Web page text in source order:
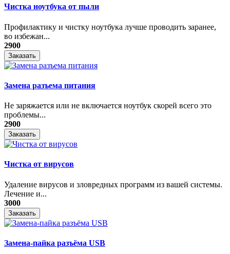
Чистка ноутбука от пыли
Профилактику и чистку ноутбука лучше проводить заранее,
во избежан...
2900
Заказать
Замена разъема питания
Не заряжается или не включается ноутбук скорей всего это
проблемы...
2900
Заказать
Чистка от вирусов
Удаление вирусов и зловредных программ из вашей системы.
Лечение и...
3000
Заказать
Замена-пайка разъёма USB